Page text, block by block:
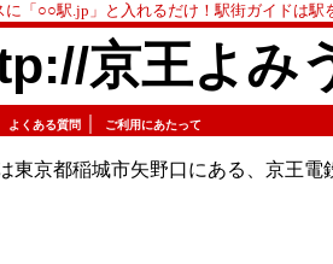
に「○○駅.jp」と入れるだけ！駅街ガイドは
京王よみ
よくある質問 ご利用にあたって
東京都稲城市矢野口にある、京王電